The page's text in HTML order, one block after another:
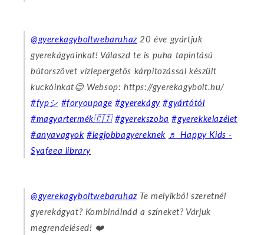
@gyerekagyboltwebaruhaz20 éve gyártjuk
gyerekágyainkat! Válaszd te is puha tapintású
bútorszövet vízlepergetős kárpitozással készült
kuckóinkat😊 Websop: https://gyerekagybolt.hu/
#fypシ #foryoupage #gyerekágy #gyártótól
#magyartermék🇨🇮 #gyerekszoba #gyerekkelazélet
#anyavagyok #legjobbagyereknek ♬ Happy Kids -
Syafeea library
@gyerekagyboltwebaruhazTe melyikből szeretnél
gyerekágyat? Kombinálnád a színeket? Várjuk
megrendelésed! ❤️